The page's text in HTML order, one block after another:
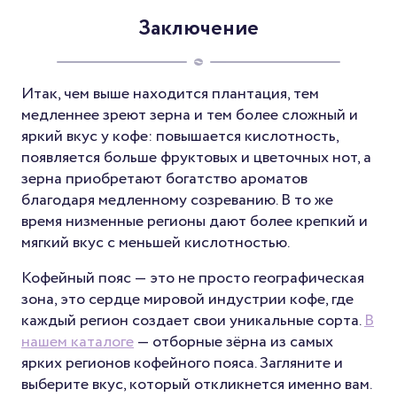
Заключение
Итак, чем выше находится плантация, тем
медленнее зреют зерна и тем более сложный и
яркий вкус у кофе: повышается кислотность,
появляется больше фруктовых и цветочных нот, а
зерна приобретают богатство ароматов
благодаря медленному созреванию. В то же
время низменные регионы дают более крепкий и
мягкий вкус с меньшей кислотностью.
Кофейный пояс — это не просто географическая
зона, это сердце мировой индустрии кофе, где
каждый регион создает свои уникальные сорта.В
нашем каталоге— отборные зёрна из самых
ярких регионов кофейного пояса. Загляните и
выберите вкус, который откликнется именно вам.